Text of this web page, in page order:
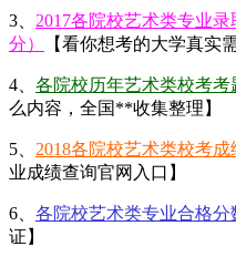
3、 2017各院校艺术类专业
分）
【看你想考的大学真实
4、 各院校历年艺术类校考考
么内容，全国**收集整理】
5、 2018各院校艺术类校考成
业成绩查询官网入口】
6、 各院校艺术类专业合格分
证】